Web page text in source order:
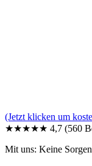
(Jetzt klicken um
★★★★★ 4,7 (560
Mit uns: Keine